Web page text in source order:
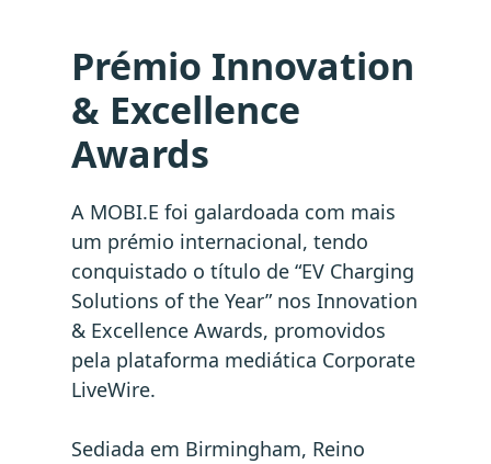
Prémio Innovation
& Excellence
Awards
A MOBI.E foi galardoada com mais
um prémio internacional, tendo
conquistado o título de “EV Charging
Solutions of the Year” nos Innovation
& Excellence Awards, promovidos
pela plataforma mediática Corporate
LiveWire.
Sediada em Birmingham, Reino